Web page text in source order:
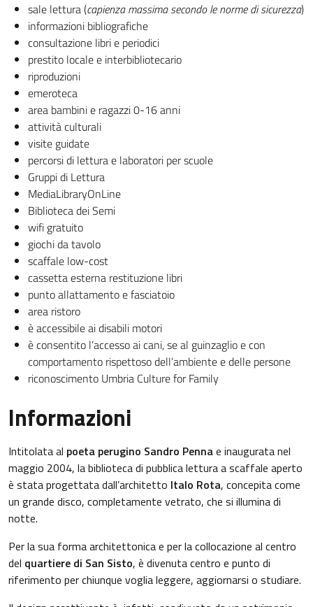
sale lettura (capienza massima secondo le norme di sicurezza)
informazioni bibliografiche
consultazione libri e periodici
prestito locale e interbibliotecario
riproduzioni
emeroteca
area bambini e ragazzi 0-16 anni
attività culturali
visite guidate
percorsi di lettura e laboratori per scuole
Gruppi di Lettura
MediaLibraryOnLine
Biblioteca dei Semi
wifi gratuito
giochi da tavolo
scaffale low-cost
cassetta esterna restituzione libri
punto allattamento e fasciatoio
area ristoro
è accessibile ai disabili motori
è consentito l’accesso ai cani, se al guinzaglio e con
comportamento rispettoso dell’ambiente e delle persone
riconoscimento Umbria Culture for Family
Informazioni
Intitolata al poeta perugino Sandro Pennae inaugurata nel
maggio 2004, la biblioteca di pubblica lettura a scaffale aperto
è stata progettata dall’architetto Italo Rota, concepita come
un grande disco, completamente vetrato, che si illumina di
notte.
Per la sua forma architettonica e per la collocazione al centro
del quartiere di San Sisto, è divenuta centro e punto di
riferimento per chiunque voglia leggere, aggiornarsi o studiare.